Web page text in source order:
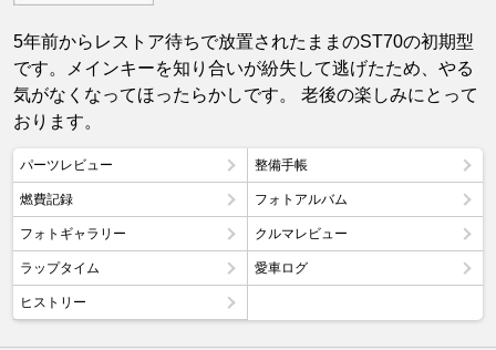
5年前からレストア待ちで放置されたままのST70の初期型
です。メインキーを知り合いが紛失して逃げたため、やる
気がなくなってほったらかしです。 老後の楽しみにとって
おります。
パーツレビュー 整備手帳
燃費記録 フォトアルバム
フォトギャラリー クルマレビュー
ラップタイム 愛車ログ
ヒストリー